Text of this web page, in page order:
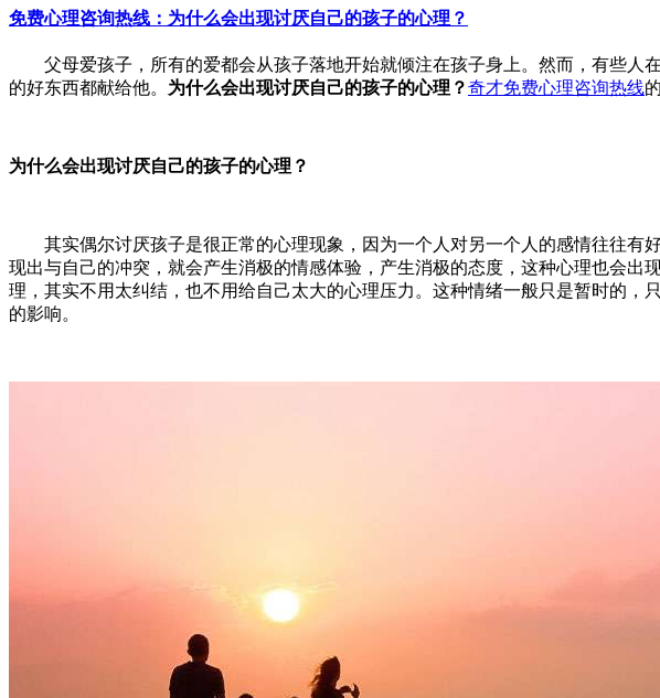
免费心理咨询热线：为什么会出现讨厌自己的孩子的心理？
父母爱孩子，所有的爱都会从孩子落地开始就倾注在孩子身上。然而，有些人
的好东西都献给他。 为什么会出现讨厌自己的孩子的心理？奇才免费心理咨询热线
为什么会出现讨厌自己的孩子的心理？
其实偶尔讨厌孩子是很正常的心理现象，因为一个人对另一个人的感情往往有
现出与自己的冲突，就会产生消极的情感体验，产生消极的态度，这种心理也会
理，其实不用太纠结，也不用给自己太大的心理压力。这种情绪一般只是暂时的
的影响。